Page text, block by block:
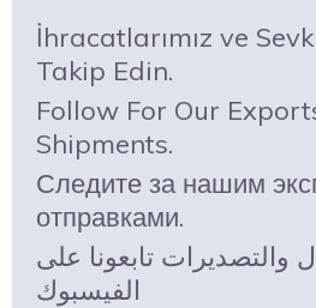
İhracatlarımız ve
Takip Edin.
Follow For Our
Shipments.
Следите за нашим
отправками.
والتصديرات تابعونا على
الفيسبوك